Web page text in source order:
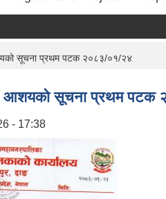
सूचना प्रथम पटक २०८३/०१/२४
आशयको सूचना प्रथम
- 17:38